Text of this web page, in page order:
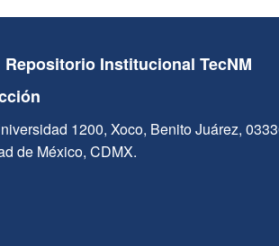
Repositorio Institucional TecNM
1200, Xoco, Benito Juárez,
de México, CDMX.